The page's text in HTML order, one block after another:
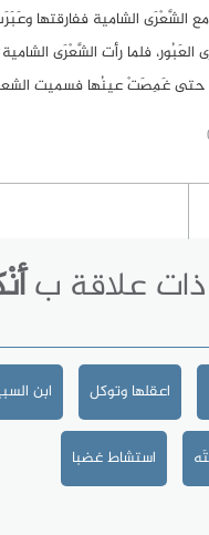
الشَّعْرَى الشامية ففارقتها
العَبُور، فلما رأت الشَّعْرَى
حتى غَمِصَتْ عينُها فسميت
ذات علاقة ب
اعقلها وتوكل ابن
استشاط غضبا